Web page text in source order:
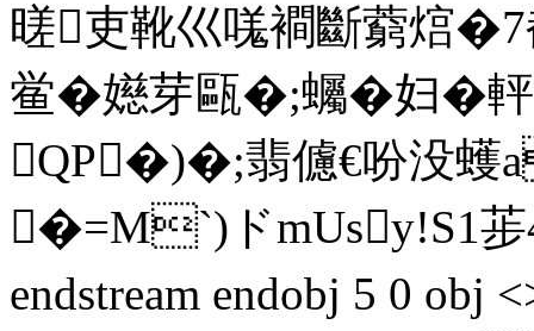
暛吏靴巛嗴襇斷藭熍
鲎�嬨芽甌�;蠾�妇�
QP�)�;翡儢€吩没蠖
�=M`)ドmUsy!S1
endstream endobj 5 0 obj